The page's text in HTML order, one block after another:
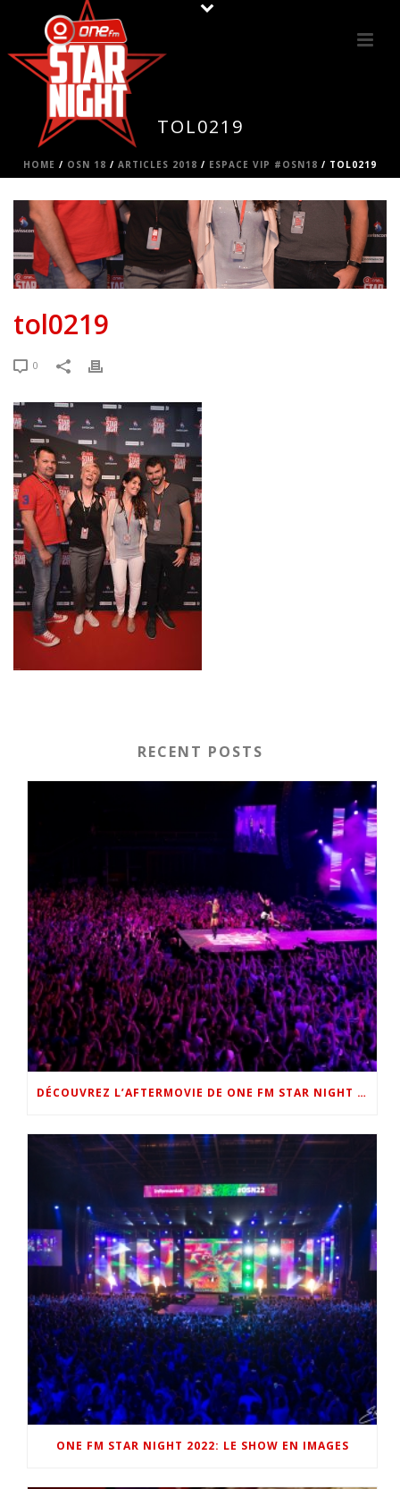
TOL0219
HOME / OSN 18 / ARTICLES 2018 / ESPACE VIP #OSN18 / TOL0219
tol0219
0
RECENT POSTS
DÉCOUVREZ L’AFTERMOVIE DE ONE FM STAR NIGHT 2022 !
ONE FM STAR NIGHT 2022: LE SHOW EN IMAGES